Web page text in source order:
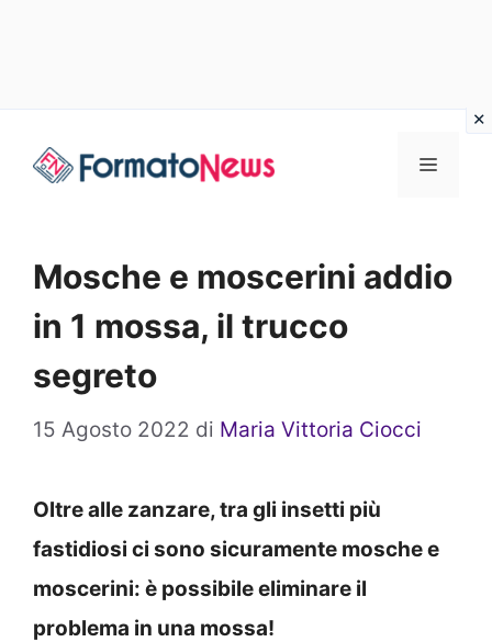
Menu
Mosche e moscerini addio
in 1 mossa, il trucco
segreto
15 Agosto 2022 di Maria Vittoria Ciocci
Oltre alle zanzare, tra gli insetti più
fastidiosi ci sono sicuramente mosche e
moscerini: è possibile eliminare il
problema in una mossa!